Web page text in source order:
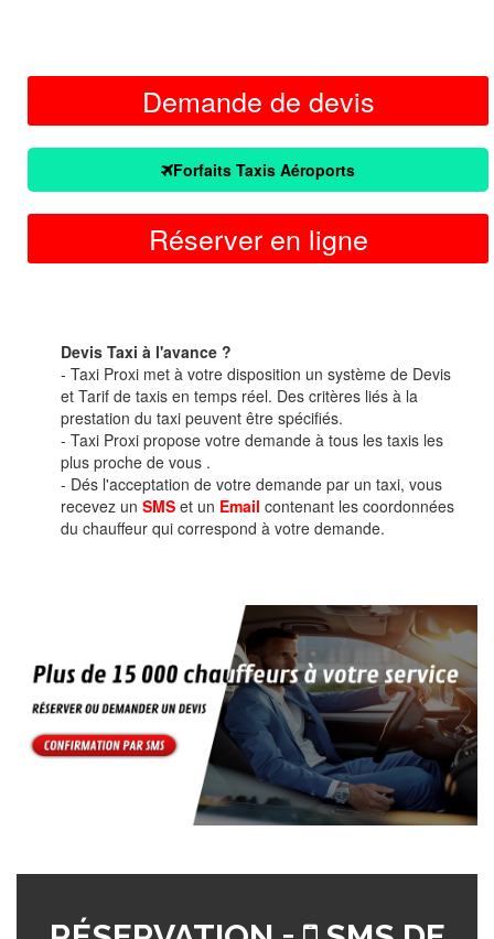
Demande de devis
Forfaits Taxis Aéroports
Réserver en ligne
Devis Taxi à l'avance ?
- Taxi Proxi met à votre disposition un système de Devis
et Tarif de taxis en temps réel. Des critères liés à la
prestation du taxi peuvent être spécifiés.
- Taxi Proxi propose votre demande à tous les taxis les
plus proche de vous .
- Dés l'acceptation de votre demande par un taxi, vous
recevez un SMS et un Email contenant les coordonnées
du chauffeur qui correspond à votre demande.